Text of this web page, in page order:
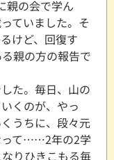
親の会で学ん
ていました。そ
けど、回復す
親の方の報告で
た。毎日、山の
くのが、やっ
うちに、段々元
って……2年の2学
りひきこもる毎